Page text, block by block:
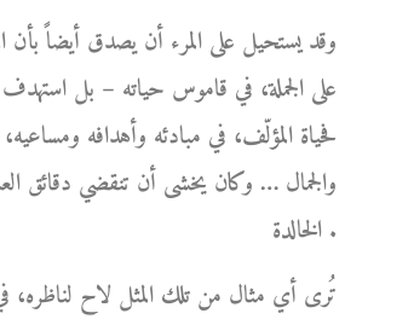
وقد يستحيل على المرء أن يصدق أيضاً بأن
على الجملة، في قاموس حياته – بل
فحياة المؤلّف، في مبادئه وأهدافه
والجمال … وكان يخشى أن تنقضي دقائق
الخالدة .
تُرى أي مثال من تلك المثل لاح لناظره،